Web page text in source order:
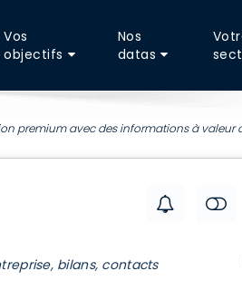
Vos
objectifs
Nos
datas
premium avec des informations à valeur
bilans, contacts